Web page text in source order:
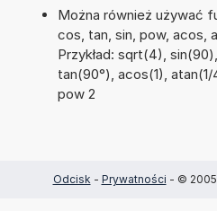
Można również używać
cos, tan, sin, pow, acos,
Przykład: sqrt(4),
tan(90°), acos(1),
pow 2
Odcisk - Prywatności - ©